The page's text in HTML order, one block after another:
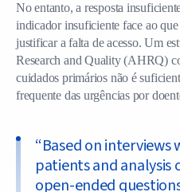
No entanto, a resposta
indicador insuficiente face ao que
justificar a falta de acesso. Um
Research and Quality (AHRQ)
cuidados primários não é
frequente das urgências por
“Based on
patients and analysis
open-ended